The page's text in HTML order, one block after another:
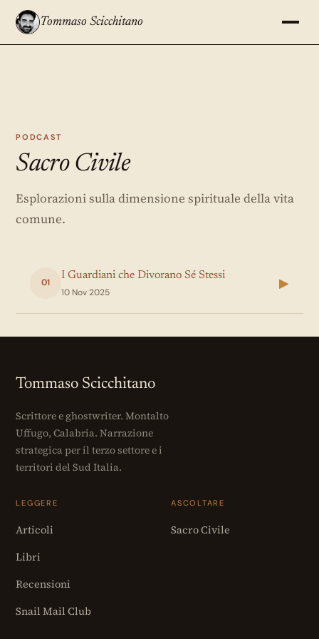
Tommaso Scicchitano
PODCAST
Sacro Civile
Esplorazioni sulla dimensione spirituale della vita
comune.
01
I Guardiani che Divorano Sé Stessi
10 Nov 2025
▶
Tommaso Scicchitano
Scrittore e ghostwriter. Montalto
Uffugo, Calabria. Narrazione
strategica per il terzo settore e i
territori del Sud Italia.
LEGGERE
Articoli
Libri
Recensioni
Snail Mail Club
ASCOLTARE
Sacro Civile